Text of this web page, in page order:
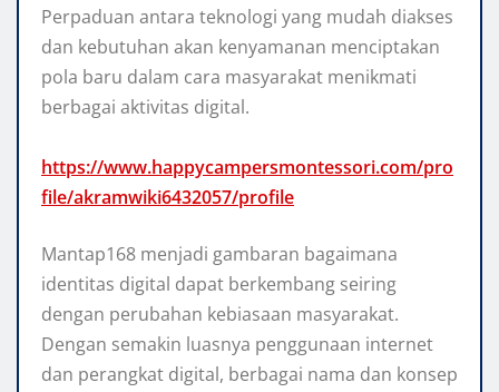
Perpaduan antara teknologi yang mudah diakses
dan kebutuhan akan kenyamanan menciptakan
pola baru dalam cara masyarakat menikmati
berbagai aktivitas digital.
https://www.happycampersmontessori.com/pro
file/akramwiki6432057/profile
Mantap168 menjadi gambaran bagaimana
identitas digital dapat berkembang seiring
dengan perubahan kebiasaan masyarakat.
Dengan semakin luasnya penggunaan internet
dan perangkat digital, berbagai nama dan konsep